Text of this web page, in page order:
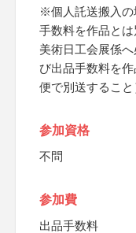
※個人託送搬入の
手数料を作品と
美術日工会展係
び出品手数料を
便で別送すること
参加資格
不問
参加費
出品手数料